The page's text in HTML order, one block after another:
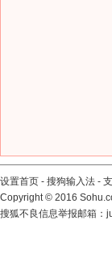
设置首页 - 搜狗输入法 -
Copyright© 2016
搜狐不良信息举报邮箱：